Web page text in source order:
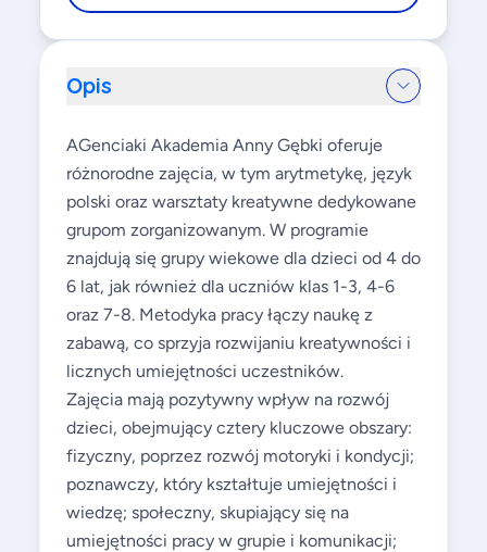
Opis
AGenciaki Akademia Anny Gębki oferuje
różnorodne zajęcia, w tym arytmetykę, język
polski oraz warsztaty kreatywne dedykowane
grupom zorganizowanym. W programie
znajdują się grupy wiekowe dla dzieci od 4 do
6 lat, jak również dla uczniów klas 1-3, 4-6
oraz 7-8. Metodyka pracy łączy naukę z
zabawą, co sprzyja rozwijaniu kreatywności i
licznych umiejętności uczestników.
Zajęcia mają pozytywny wpływ na rozwój
dzieci, obejmujący cztery kluczowe obszary:
fizyczny, poprzez rozwój motoryki i kondycji;
poznawczy, który kształtuje umiejętności i
wiedzę; społeczny, skupiający się na
umiejętności pracy w grupie i komunikacji;